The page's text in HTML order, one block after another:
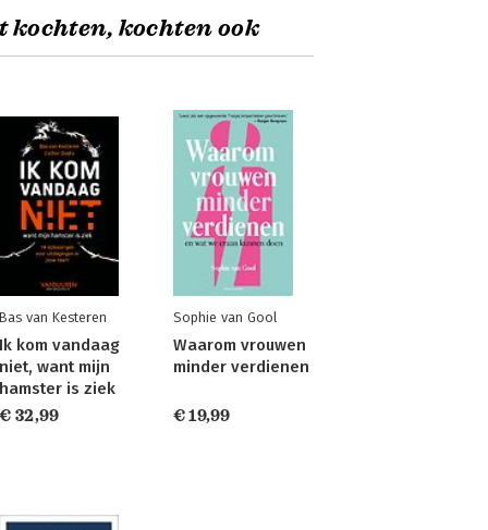
kochten, kochten ook
Bas van Kesteren
Ik kom vandaag
niet, want mijn
hamster is ziek
€ 32,99
Sophie van Gool
Waarom vrouwen
minder verdienen
€ 19,99